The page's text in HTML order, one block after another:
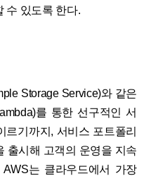
수 있도록 한다.
Storage Service)와 같은
를 통한 선구적인 서
기까지, 서비스 포트폴리
출시해 고객의 운영을 지속
는 클라우드에서 가장